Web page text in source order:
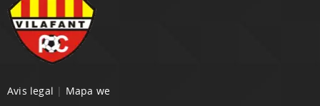
Avis legal | Mapa we